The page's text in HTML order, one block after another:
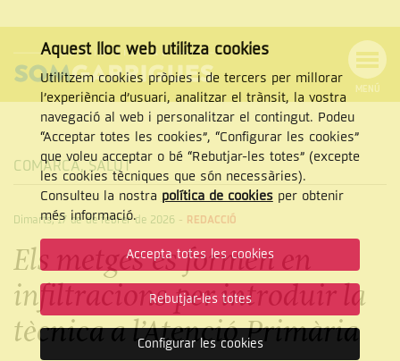
NAVEGACIÓ
MENÚ
Cercar
CERCAR
COMARCA,SALUT
Dimarts, 17 de de febrer de 2026 - REDACCIÓ
Els metges es formen en
infiltracions per introduir la
tècnica a l’Atenció Primària
Aquest lloc web utilitza cookies
Utilitzem cookies pròpies i de tercers per millorar
l’experiència d’usuari, analitzar el trànsit, la vostra
navegació al web i personalitzar el contingut. Podeu
“Acceptar totes les cookies”, “Configurar les cookies”
que voleu acceptar o bé “Rebutjar-les totes” (excepte
les cookies tècniques que són necessàries).
Consulteu la nostra política de cookiesper obtenir
més informació.
Accepta totes les cookies
Rebutjar-les totes
Configurar les cookies